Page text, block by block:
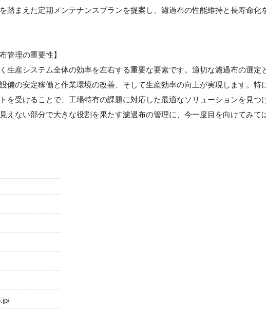
踏まえた定期メンテナンスプランを提案し、濾過布の性能維持と長寿命化
管理の重要性】
生産システム全体の効率を左右する重要な要素です。適切な濾過布の選定
備の安定稼働と作業環境の改善、そして生産効率の向上が実現します。特
を受けることで、工場特有の課題に対応した最適なソリューションを見つ
えない部分で大きな役割を果たす濾過布の管理に、今一度目を向けてみて